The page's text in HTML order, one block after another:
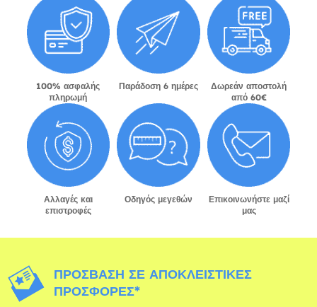
100% ασφαλής
πληρωμή
Παράδοση 6 ημέρες
Δωρεάν αποστολή
από 60€
Αλλαγές και
επιστροφές
Οδηγός μεγεθών
Επικοινωνήστε μαζί
μας
ΠΡΌΣΒΑΣΗ ΣΕ ΑΠΟΚΛΕΙΣΤΙΚΈΣ
ΠΡΟΣΦΟΡΈΣ*